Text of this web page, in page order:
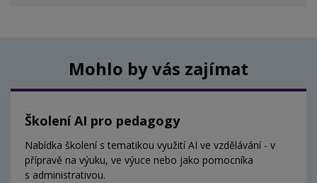
Mohlo by vás zajímat
Školení AI pro pedagogy
Nabídka školení s tematikou využití AI ve vzdělávání - v
přípravě na výuku, ve výuce nebo jako pomocníka
s administrativou.